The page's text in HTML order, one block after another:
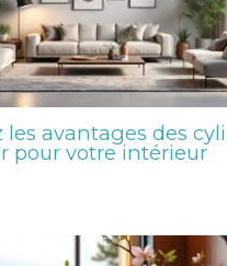
les avantages des
pour votre intérieur